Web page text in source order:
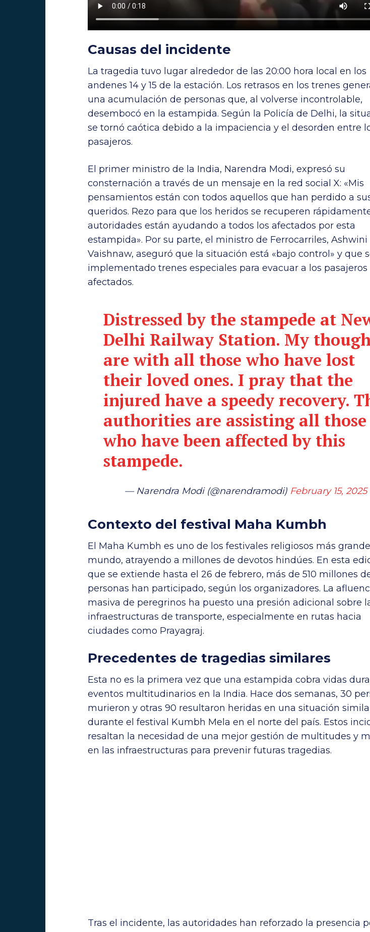
Causas del incidente
La tragedia tuvo lugar alrededor de las 20:00 hora local en los
andenes 14 y 15 de la estación. Los retrasos en los trenes
una acumulación de personas que, al volverse incontrolable,
desembocó en la estampida. Según la Policía de Delhi, la
se tornó caótica debido a la impaciencia y el desorden entre
pasajeros.
El primer ministro de la India, Narendra Modi, expresó su
consternación a través de un mensaje en la red social X: «Mis
pensamientos están con todos aquellos que han perdido a
queridos. Rezo para que los heridos se recuperen
autoridades están ayudando a todos los afectados por esta
estampida». Por su parte, el ministro de Ferrocarriles, Ashwini
Vaishnaw, aseguró que la situación está «bajo control» y que
implementado trenes especiales para evacuar a los pasajeros
afectados.
Distressed by the stampede at
Delhi Railway Station. My
are with all those who have lost
their loved ones. I pray that the
injured have a speedy recovery.
authorities are assisting all those
who have been affected by this
stampede.
— Narendra Modi (@narendramodi) February 15, 2025
Contexto del festival Maha Kumbh
El Maha Kumbh es uno de los festivales religiosos más
mundo, atrayendo a millones de devotos hindúes. En esta
que se extiende hasta el 26 de febrero, más de 510 millones
personas han participado, según los organizadores. La
masiva de peregrinos ha puesto una presión adicional sobre
infraestructuras de transporte, especialmente en rutas hacia
ciudades como Prayagraj.
Precedentes de tragedias similares
Esta no es la primera vez que una estampida cobra vidas
eventos multitudinarios en la India. Hace dos semanas, 30
murieron y otras 90 resultaron heridas en una situación
durante el festival Kumbh Mela en el norte del país. Estos
resaltan la necesidad de una mejor gestión de multitudes y
en las infraestructuras para prevenir futuras tragedias.
Tras el incidente, las autoridades han reforzado la presencia